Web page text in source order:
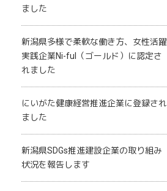
ました
新潟県多様で柔軟な働き方、女性活躍
実践企業Ni-ful（ゴールド）に認定さ
れました
にいがた健康経営推進企業に登録され
ました
新潟県SDGs推進建設企業の取り組み
状況を報告します